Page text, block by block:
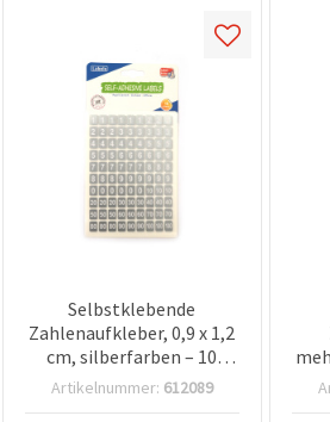
Selbstklebende
Zahlenaufkleber, 0,9 x 1,2
cm, silberfarben – 10
Bögen
Artikelnummer: 612089